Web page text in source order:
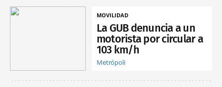
MOVILIDAD
La GUB denuncia a un
motorista por circular a
103 km/h
Metrópoli